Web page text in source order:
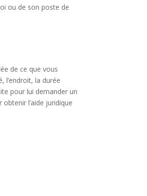
ou de son poste de
de ce que vous
l’endroit, la durée
pour lui demander un
l’aide juridique